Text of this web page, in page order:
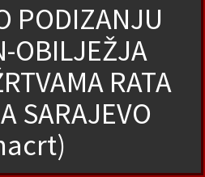
PODIZANJU
OBILJEŽJA
RATA
SARAJEVO